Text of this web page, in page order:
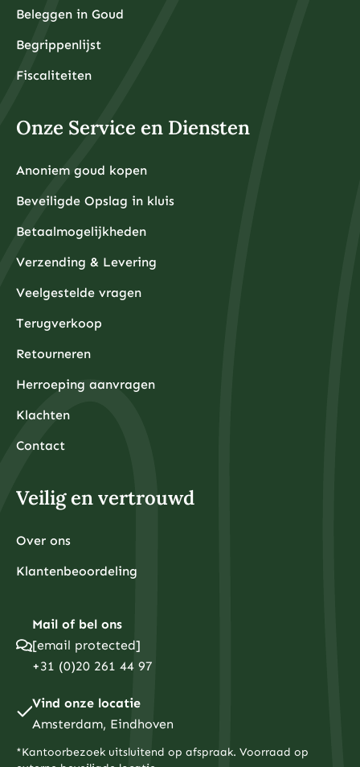
Beleggen in Goud
Begrippenlijst
Fiscaliteiten
Onze Service en Diensten
Anoniem goud kopen
Beveiligde Opslag in kluis
Betaalmogelijkheden
Verzending & Levering
Veelgestelde vragen
Terugverkoop
Retourneren
Herroeping aanvragen
Klachten
Contact
Veilig en vertrouwd
Over ons
Klantenbeoordeling
Mail of bel ons
[email protected]
+31 (0)20 261 44 97
Vind onze locatie
Amsterdam, Eindhoven
*Kantoorbezoek uitsluitend op afspraak. Voorraad op